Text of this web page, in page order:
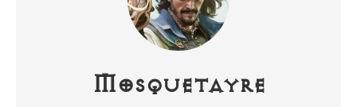
Mosquetayre